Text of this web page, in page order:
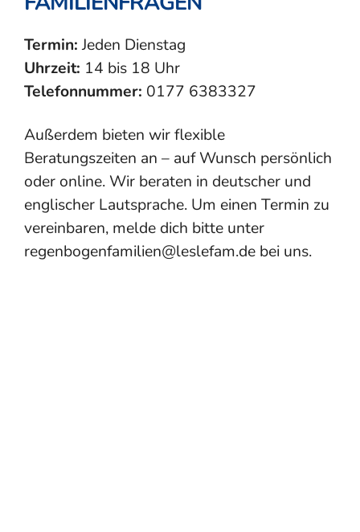
Termin:Jeden Dienstag
Uhrzeit: 14 bis 18 Uhr
Telefonnummer: 0177 6383327
Außerdem bieten wir flexible
Beratungszeiten an – auf Wunsch persönlich
oder online. Wir beraten in deutscher und
englischer Lautsprache. Um einen Termin zu
vereinbaren, melde dich bitte unter
regenbogenfamilien@leslefam.de bei uns.